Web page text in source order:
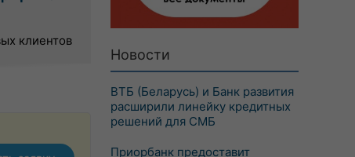
клиентов
Новости
ВТБ (Беларусь) и Банк развития
расширили линейку кредитных
решений для СМБ
Приорбанк предоставит